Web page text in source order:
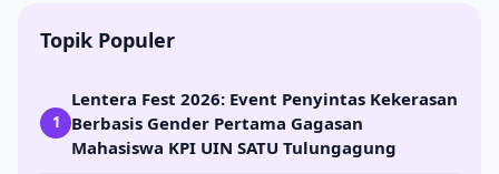
Topik Populer
1
Lentera Fest 2026: Event Penyintas Kekerasan
Berbasis Gender Pertama Gagasan
Mahasiswa KPI UIN SATU Tulungagung